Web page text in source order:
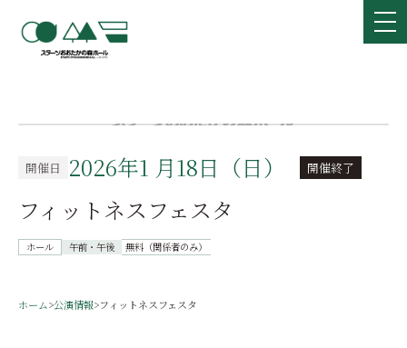
開催日 2026年1 月18日（日） 開催終了
フィットネスフェスタ
ホール 午前・午後 無料（関係者のみ）
ホーム>公演情報>フィットネスフェスタ